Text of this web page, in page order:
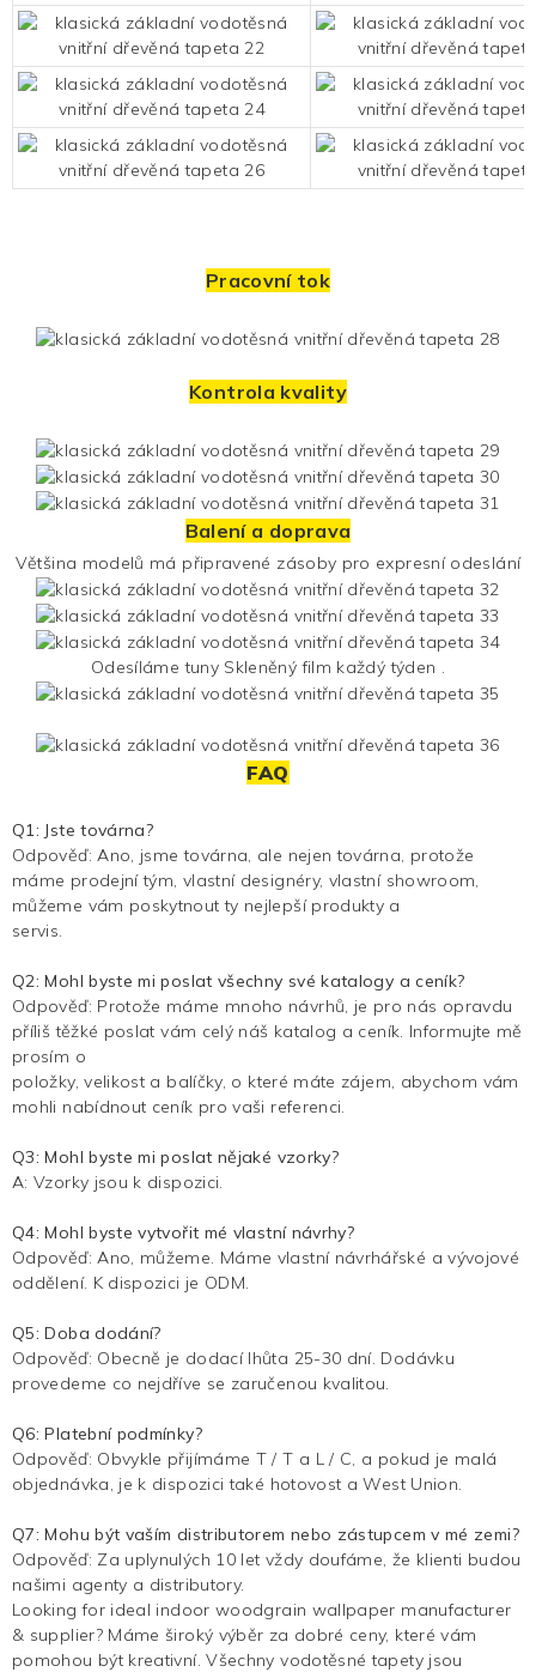
Pracovní tok
Kontrola kvality
Balení a doprava
Většina modelů má připravené zásoby pro expresní odeslání
Odesíláme tuny Skleněný film každý týden .
FAQ
Q1: Jste továrna?
Odpověď: Ano, jsme továrna, ale nejen továrna, protože
máme prodejní tým, vlastní designéry, vlastní showroom,
můžeme vám poskytnout ty nejlepší produkty a
servis.
Q2: Mohl byste mi poslat všechny své katalogy a ceník?
Odpověď: Protože máme mnoho návrhů, je pro nás opravdu
příliš těžké poslat vám celý náš katalog a ceník. Informujte mě
prosím o
položky, velikost a balíčky, o které máte zájem, abychom vám
mohli nabídnout ceník pro vaši referenci.
Q3: Mohl byste mi poslat nějaké vzorky?
A: Vzorky jsou k dispozici.
Q4: Mohl byste vytvořit mé vlastní návrhy?
Odpověď: Ano, můžeme. Máme vlastní návrhářské a vývojové
oddělení. K dispozici je ODM.
Q5: Doba dodání?
Odpověď: Obecně je dodací lhůta 25-30 dní. Dodávku
provedeme co nejdříve se zaručenou kvalitou.
Q6: Platební podmínky?
Odpověď: Obvykle přijímáme T / T a L / C, a pokud je malá
objednávka, je k dispozici také hotovost a West Union.
Q7: Mohu být vaším distributorem nebo zástupcem v mé zemi?
Odpověď: Za uplynulých 10 let vždy doufáme, že klienti budou
našimi agenty a distributory.
Looking for ideal indoor woodgrain wallpaper manufacturer
& supplier? Máme široký výběr za dobré ceny, které vám
pomohou být kreativní. Všechny vodotěsné tapety jsou